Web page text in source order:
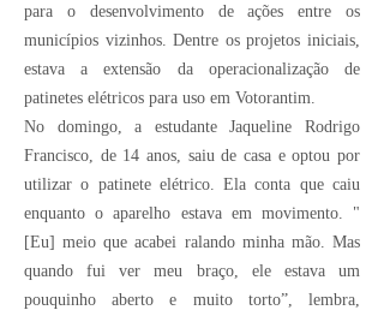
para o desenvolvimento de ações entre os
municípios vizinhos. Dentre os projetos iniciais,
estava a extensão da operacionalização de
patinetes elétricos para uso em Votorantim.
No domingo, a estudante Jaqueline Rodrigo
Francisco, de 14 anos, saiu de casa e optou por
utilizar o patinete elétrico. Ela conta que caiu
enquanto o aparelho estava em movimento. "
[Eu] meio que acabei ralando minha mão. Mas
quando fui ver meu braço, ele estava um
pouquinho aberto e muito torto”, lembra,